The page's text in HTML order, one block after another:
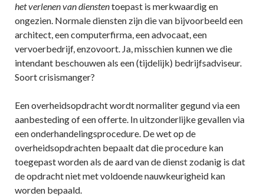
het verlenen van dienstentoepast is merkwaardig en
ongezien. Normale diensten zijn die van bijvoorbeeld een
architect, een computerfirma, een advocaat, een
vervoerbedrijf, enzovoort. Ja, misschien kunnen we die
intendant beschouwen als een (tijdelijk) bedrijfsadviseur.
Soort crisismanger?
Een overheidsopdracht wordt normaliter gegund via een
aanbesteding of een offerte. In uitzonderlijke gevallen via
een onderhandelingsprocedure. De wet op de
overheidsopdrachten bepaalt dat die procedure kan
toegepast worden als de aard van de dienst zodanig is dat
de opdracht niet met voldoende nauwkeurigheid kan
worden bepaald.